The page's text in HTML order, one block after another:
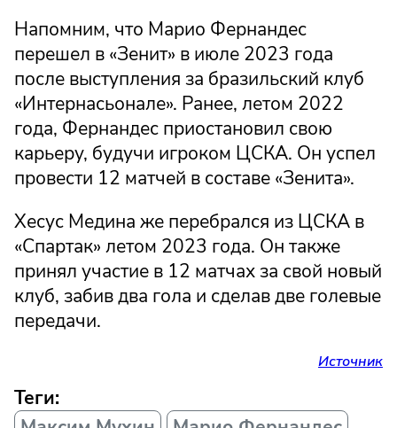
Напомним, что Марио Фернандес
перешел в «Зенит» в июле 2023 года
после выступления за бразильский клуб
«Интернасьонале». Ранее, летом 2022
года, Фернандес приостановил свою
карьеру, будучи игроком ЦСКА. Он успел
провести 12 матчей в составе «Зенита».
Хесус Медина же перебрался из ЦСКА в
«Спартак» летом 2023 года. Он также
принял участие в 12 матчах за свой новый
клуб, забив два гола и сделав две голевые
передачи.
Источник
Теги: